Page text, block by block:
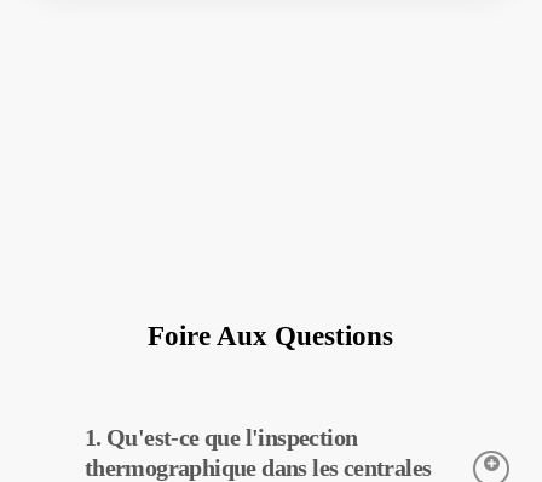
Foire Aux Questions
1. Qu'est-ce que l'inspection
thermographique dans les centrales